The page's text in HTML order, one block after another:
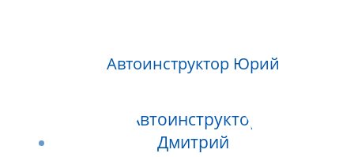
Автоинструктор Юрий